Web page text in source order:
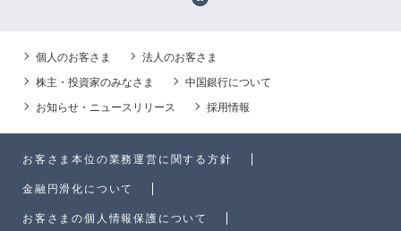
個人のお客さま
法人のお客さま
株主・投資家のみなさま
中国銀行について
お知らせ・ニュースリリース
採用情報
お客さま本位の業務運営に関する方針
金融円滑化について
お客さまの個人情報保護について